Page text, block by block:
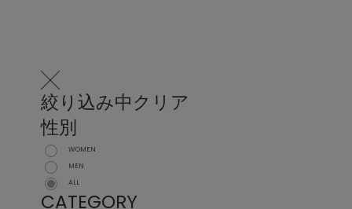
絞り込み中クリア
性別
WOMEN
MEN
ALL
CATEGORY